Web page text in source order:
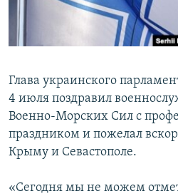
ПОБЕДИТЕЛЕЙ НЕ СУДЯТ?
КРЫМ.НЕПОКОРЕННЫЙ
УКРАИНСКАЯ ПРОБЛЕМА КРЫМА
ПРИСОЕДИНЯЙТЕСЬ!
Все сайты RFE/RL
Глава украинского
4 июля поздравил
Военно-Морских Сил с
праздником и пожелал
Крыму и Севастополе.
«Сегодня мы не можем